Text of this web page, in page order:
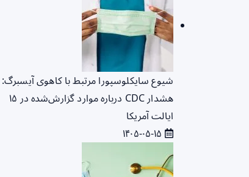
شیوع سایکلوسپورا مرتبط با کاهوی آیسبرگ:
هشدار CDC درباره موارد گزارش‌شده در ۱۵
ایالت آمریکا